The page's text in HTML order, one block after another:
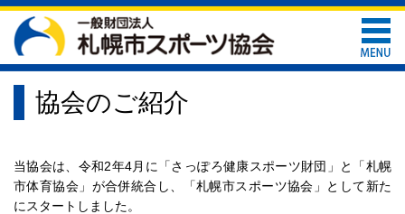
協会のご紹介
当協会は、令和2年4月に「さっぽろ健康スポーツ財団」と「札幌
市体育協会」が合併統合し、「札幌市スポーツ協会」として新た
にスタートしました。